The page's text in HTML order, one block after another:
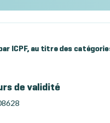
ICPF, au titre des
de validité